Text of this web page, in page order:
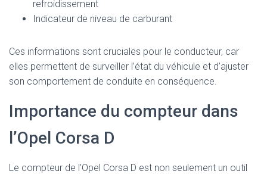
refroidissement
Indicateur de niveau de carburant
Ces informations sont cruciales pour le conducteur, car
elles permettent de surveiller l’état du véhicule et d’ajuster
son comportement de conduite en conséquence.
Importance du compteur dans
l’Opel Corsa D
Le compteur de l’Opel Corsa D est non seulement un outil